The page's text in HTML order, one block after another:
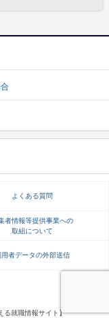
よくある質問
者情報等提供事業への
取組について
用者データの外部送信
る就職情報サイト】